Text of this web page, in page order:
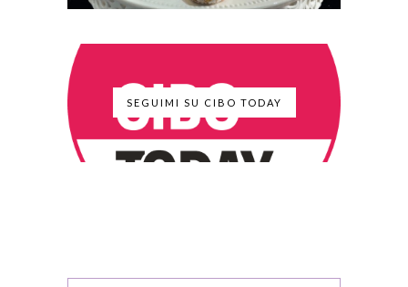
SEGUIMI SU CIBO TODAY